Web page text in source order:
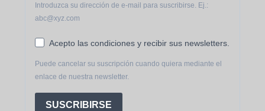
Introduzca su dirección de e-mail para suscribirse. Ej.:
abc@xyz.com
Acepto las condiciones y recibir sus newsletters.
Puede cancelar su suscripción cuando quiera mediante el
enlace de nuestra newsletter.
SUSCRIBIRSE